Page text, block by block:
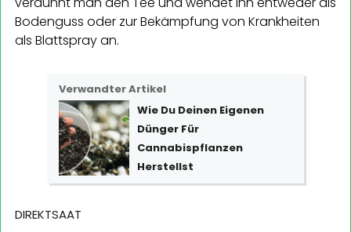
Bodenguss oder zur Bekämpfung von Krankheiten
als Blattspray an.
Verwandter Artikel
Wie Du Deinen Eigenen
Dünger Für
Cannabispflanzen
Herstellst
DIREKTSAAT